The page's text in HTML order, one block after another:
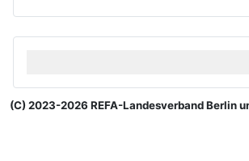
(C) 2023-2026 REFA-Landesverband Berlin